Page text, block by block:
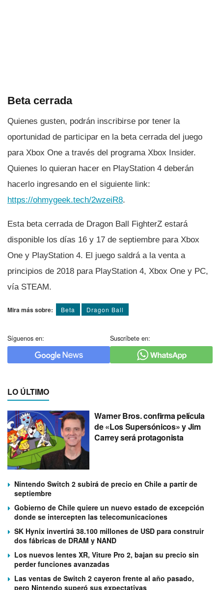
Beta cerrada
Quienes gusten, podrán inscribirse por tener la
oportunidad de participar en la beta cerrada del juego
para Xbox One a través del programa Xbox Insider.
Quienes lo quieran hacer en PlayStation 4 deberán
hacerlo ingresando en el siguiente link:
https://ohmygeek.tech/2wzeiR8.
Esta beta cerrada de Dragon Ball FighterZ estará
disponible los dí­as 16 y 17 de septiembre para Xbox
One y PlayStation 4. El juego saldrá a la venta a
principios de 2018 para PlayStation 4, Xbox One y PC,
ví­a STEAM.
Mira más sobre: Beta Dragon Ball
Síguenos en: Suscríbete en:
LO ÚLTIMO
Warner Bros. confirma película
de «Los Supersónicos» y Jim
Carrey será protagonista
Nintendo Switch 2 subirá de precio en Chile a partir de
septiembre
Gobierno de Chile quiere un nuevo estado de excepción
donde se intercepten las telecomunicaciones
SK Hynix invertirá 38.100 millones de USD para construir
dos fábricas de DRAM y NAND
Los nuevos lentes XR, Viture Pro 2, bajan su precio sin
perder funciones avanzadas
Las ventas de Switch 2 cayeron frente al año pasado,
pero Nintendo superó sus expectativas